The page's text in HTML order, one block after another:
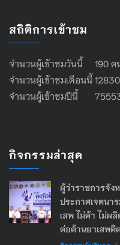
สถิติการเข้าชม
จำนวนผู้เข้าชมวันนี้ 190 ค
จำนวนผู้เข้าชมเดือนนี้
จำนวนผู้เข้าชมปีนี้
กิจกรรมล่าสุด
ผู้ว่าราชการจัง
ประกาศเจตนา
เสพ ไม่ค้า ไม่ผ
ต่อต้านยาเสพติ